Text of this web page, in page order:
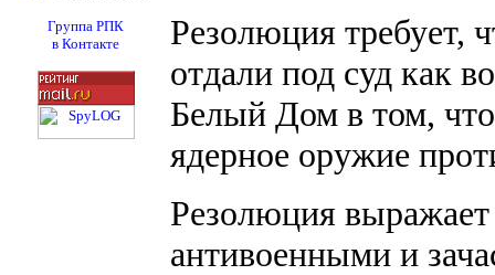
Группа РПК
в Контакте
Резолюция требует,
отдали под суд как
Белый Дом в том,
ядерное оружие
Резолюция
антивоенными и